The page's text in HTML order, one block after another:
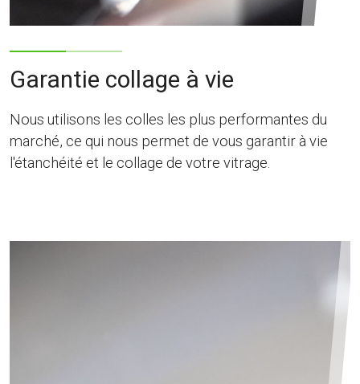
Garantie collage à vie
Nous utilisons les colles les plus performantes du
marché, ce qui nous permet de vous garantir à vie
l'étanchéité et le collage de votre vitrage.